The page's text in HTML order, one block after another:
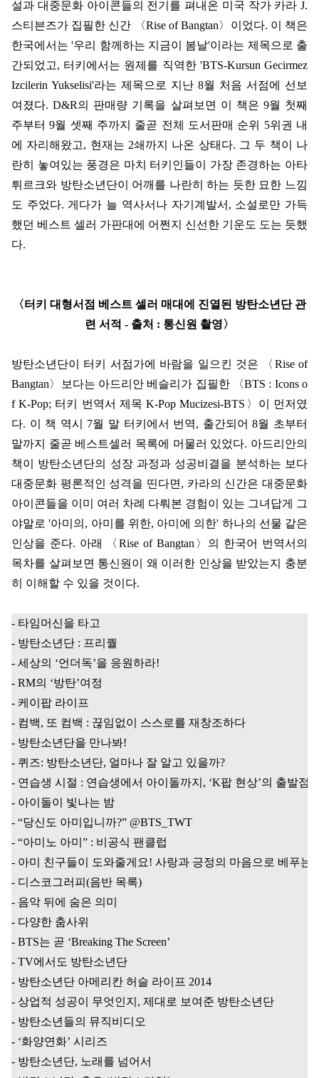
설과 대중문화 아이콘들의 전기를 펴내온 미국 작가 카라 J.
스티븐즈가 집필한 신간
〈Rise of Bangtan〉 이었다. 이 책은
한국에서는'우리 함께하는 지금이 봄날'이라는 제목으로 출
간되었고, 터키에서는 원제를 직역한 'BTS-Kursun Gecirmez
Izcilerin Yukselisi'라는 제목으로 지난 8월 처음 서점에 선보
여졌다. D&R의 판매량 기록을 살펴보면 이 책은 9월 첫째
주부터9월 셋째 주까지 줄곧 전체 도서판매 순위 5위권 내
에 자리해왔고, 현재는 2쇄까지 나온 상태다. 그 두 책이 나
란히 놓여있는 풍경은 마치 터키인들이 가장 존경하는 아타
튀르크와 방탄소년단이 어깨를 나란히 하는 듯한 묘한 느낌
도 주었다.게다가 늘 역사서나 자기계발서 , 소설로만 가득
했던 베스트 셀러 가판대에 어쩐지 신선한 기운도 도는 듯했
다.
〈터키 대형서점 베스트 셀러 매대에 진열된 방탄소년단 관
련 서적 - 출처 : 통신원 촬영〉
방탄소년단이 터키 서점가에 바람을 일으킨 것은 〈 Rise of
Bangtan〉 보다는 아드리안 베슬리가 집필한 〈BTS : Icons o
f K-Pop; 터키 번역서 제목K-Pop Mucizesi-BTS 〉 이 먼저였
다. 이 책 역시 7월 말 터키에서 번역, 출간되어8월 초부터
말까지 줄곧 베스트셀러 목록에 머물러 있었다. 아드리안의
책이 방탄소년단의 성장 과정과 성공비결을 분석하는 보다
대중문화 평론적인 성격을 띤다면 , 카라의 신간은 대중문화
아이콘들을 이미 여러 차례 다뤄본 경험이 있는 그녀답게 그
야말로'아미의 , 아미를 위한, 아미에 의한' 하나의 선물 같은
인상을 준다. 아래 〈Rise of Bangtan 〉 의 한국어 번역서의
목차를 살펴보면 통신원이 왜 이러한 인상을 받았는지 충분
히 이해할 수 있을 것이다.
- 타임머신을 타고
- 방탄소년단 : 프리퀄
- 세상의 ‘언더독’을 응원하라!
- RM의 ‘방탄’여정
- 케이팝 라이프
- 컴백, 또 컴백 : 끊임없이 스스로를 재창조하다
- 방탄소년단을 만나봐!
- 퀴즈: 방탄소년단, 얼마나 잘 알고 있을까?
- 연습생 시절 : 연습생에서 아이돌까지 , ‘K팝 현상’의 출발점
- 아이돌이 빛나는 밤
- “당신도 아미입니까?” @BTS_TWT
- “아미노 아미 ” : 비공식 팬클럽
- 아미 친구들이 도와줄게요! 사랑과 긍정의 마음으로 베푸는
- 디스코그러피 (음반 목록)
- 음악 뒤에 숨은 의미
- 다양한 춤사위
- BTS는 곧 ‘Breaking The Screen’
- TV에서도 방탄소년단
- 방탄소년단 아메리칸 허슬 라이프 2014
- 상업적 성공이 무엇인지 , 제대로 보여준 방탄소년단
- 방탄소년들의 뮤직비디오
- ‘화양연화’ 시리즈
- 방탄소년단, 노래를 넘어서